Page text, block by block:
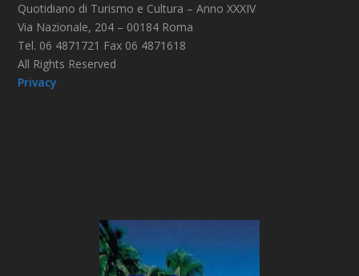
Quotidiano di Turismo e Cultura – Anno XXXIV
Via Nazionale, 204 – 00184 Roma
Tel. 06 4871721 Fax 06 4871618
All Rights Reserved
Privacy